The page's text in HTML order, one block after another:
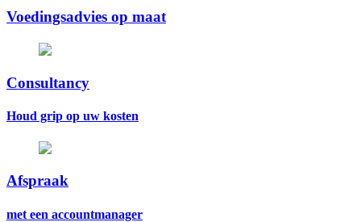
Voedingsadvies op maat
Consultancy
Houd grip op uw kosten
Afspraak
met een accountmanager